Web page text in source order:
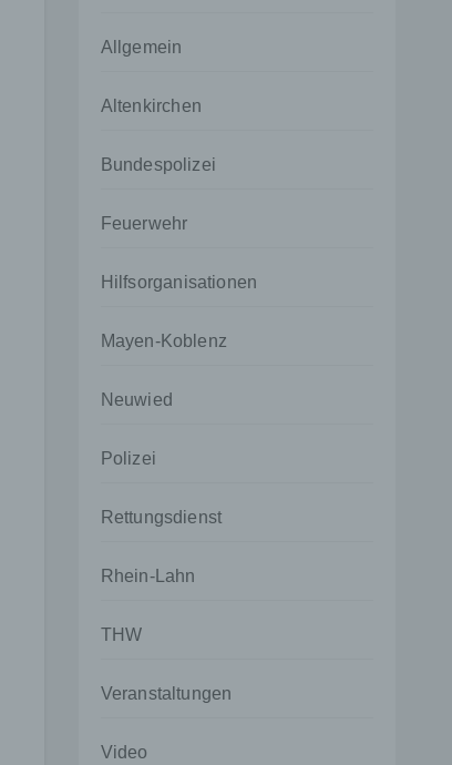
Allgemein
Altenkirchen
Bundespolizei
Feuerwehr
Hilfsorganisationen
Mayen-Koblenz
Neuwied
Polizei
Rettungsdienst
Rhein-Lahn
THW
Veranstaltungen
Video